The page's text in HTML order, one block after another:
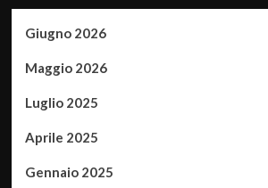
Giugno 2026
Maggio 2026
Luglio 2025
Aprile 2025
Gennaio 2025